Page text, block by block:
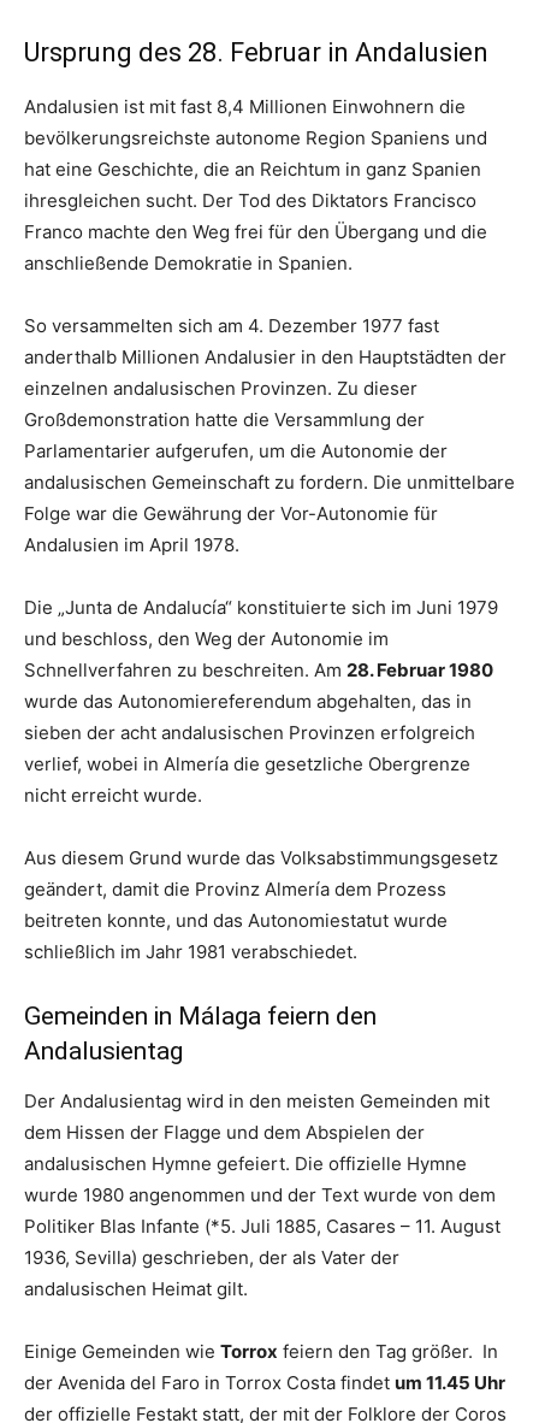
Ursprung des 28. Februar in Andalusien
Andalusien ist mit fast 8,4 Millionen Einwohnern die
bevölkerungsreichste autonome Region Spaniens und
hat eine Geschichte, die an Reichtum in ganz Spanien
ihresgleichen sucht. Der Tod des Diktators Francisco
Franco machte den Weg frei für den Übergang und die
anschließende Demokratie in Spanien.
So versammelten sich am 4. Dezember 1977 fast
anderthalb Millionen Andalusier in den Hauptstädten der
einzelnen andalusischen Provinzen. Zu dieser
Großdemonstration hatte die Versammlung der
Parlamentarier aufgerufen, um die Autonomie der
andalusischen Gemeinschaft zu fordern. Die unmittelbare
Folge war die Gewährung der Vor-Autonomie für
Andalusien im April 1978.
Die „Junta de Andalucía“ konstituierte sich im Juni 1979
und beschloss, den Weg der Autonomie im
Schnellverfahren zu beschreiten. Am 28. Februar 1980
wurde das Autonomiereferendum abgehalten, das in
sieben der acht andalusischen Provinzen erfolgreich
verlief, wobei in Almería die gesetzliche Obergrenze
nicht erreicht wurde.
Aus diesem Grund wurde das Volksabstimmungsgesetz
geändert, damit die Provinz Almería dem Prozess
beitreten konnte, und das Autonomiestatut wurde
schließlich im Jahr 1981 verabschiedet.
Gemeinden in Málaga feiern den
Andalusientag
Der Andalusientag wird in den meisten Gemeinden mit
dem Hissen der Flagge und dem Abspielen der
andalusischen Hymne gefeiert. Die offizielle Hymne
wurde 1980 angenommen und der Text wurde von dem
Politiker Blas Infante (*5. Juli 1885, Casares – 11. August
1936, Sevilla) geschrieben, der als Vater der
andalusischen Heimat gilt.
Einige Gemeinden wie Torrox feiern den Tag größer. In
der Avenida del Faro in Torrox Costa findet um 11.45 Uhr
der offizielle Festakt statt, der mit der Folklore der Coros